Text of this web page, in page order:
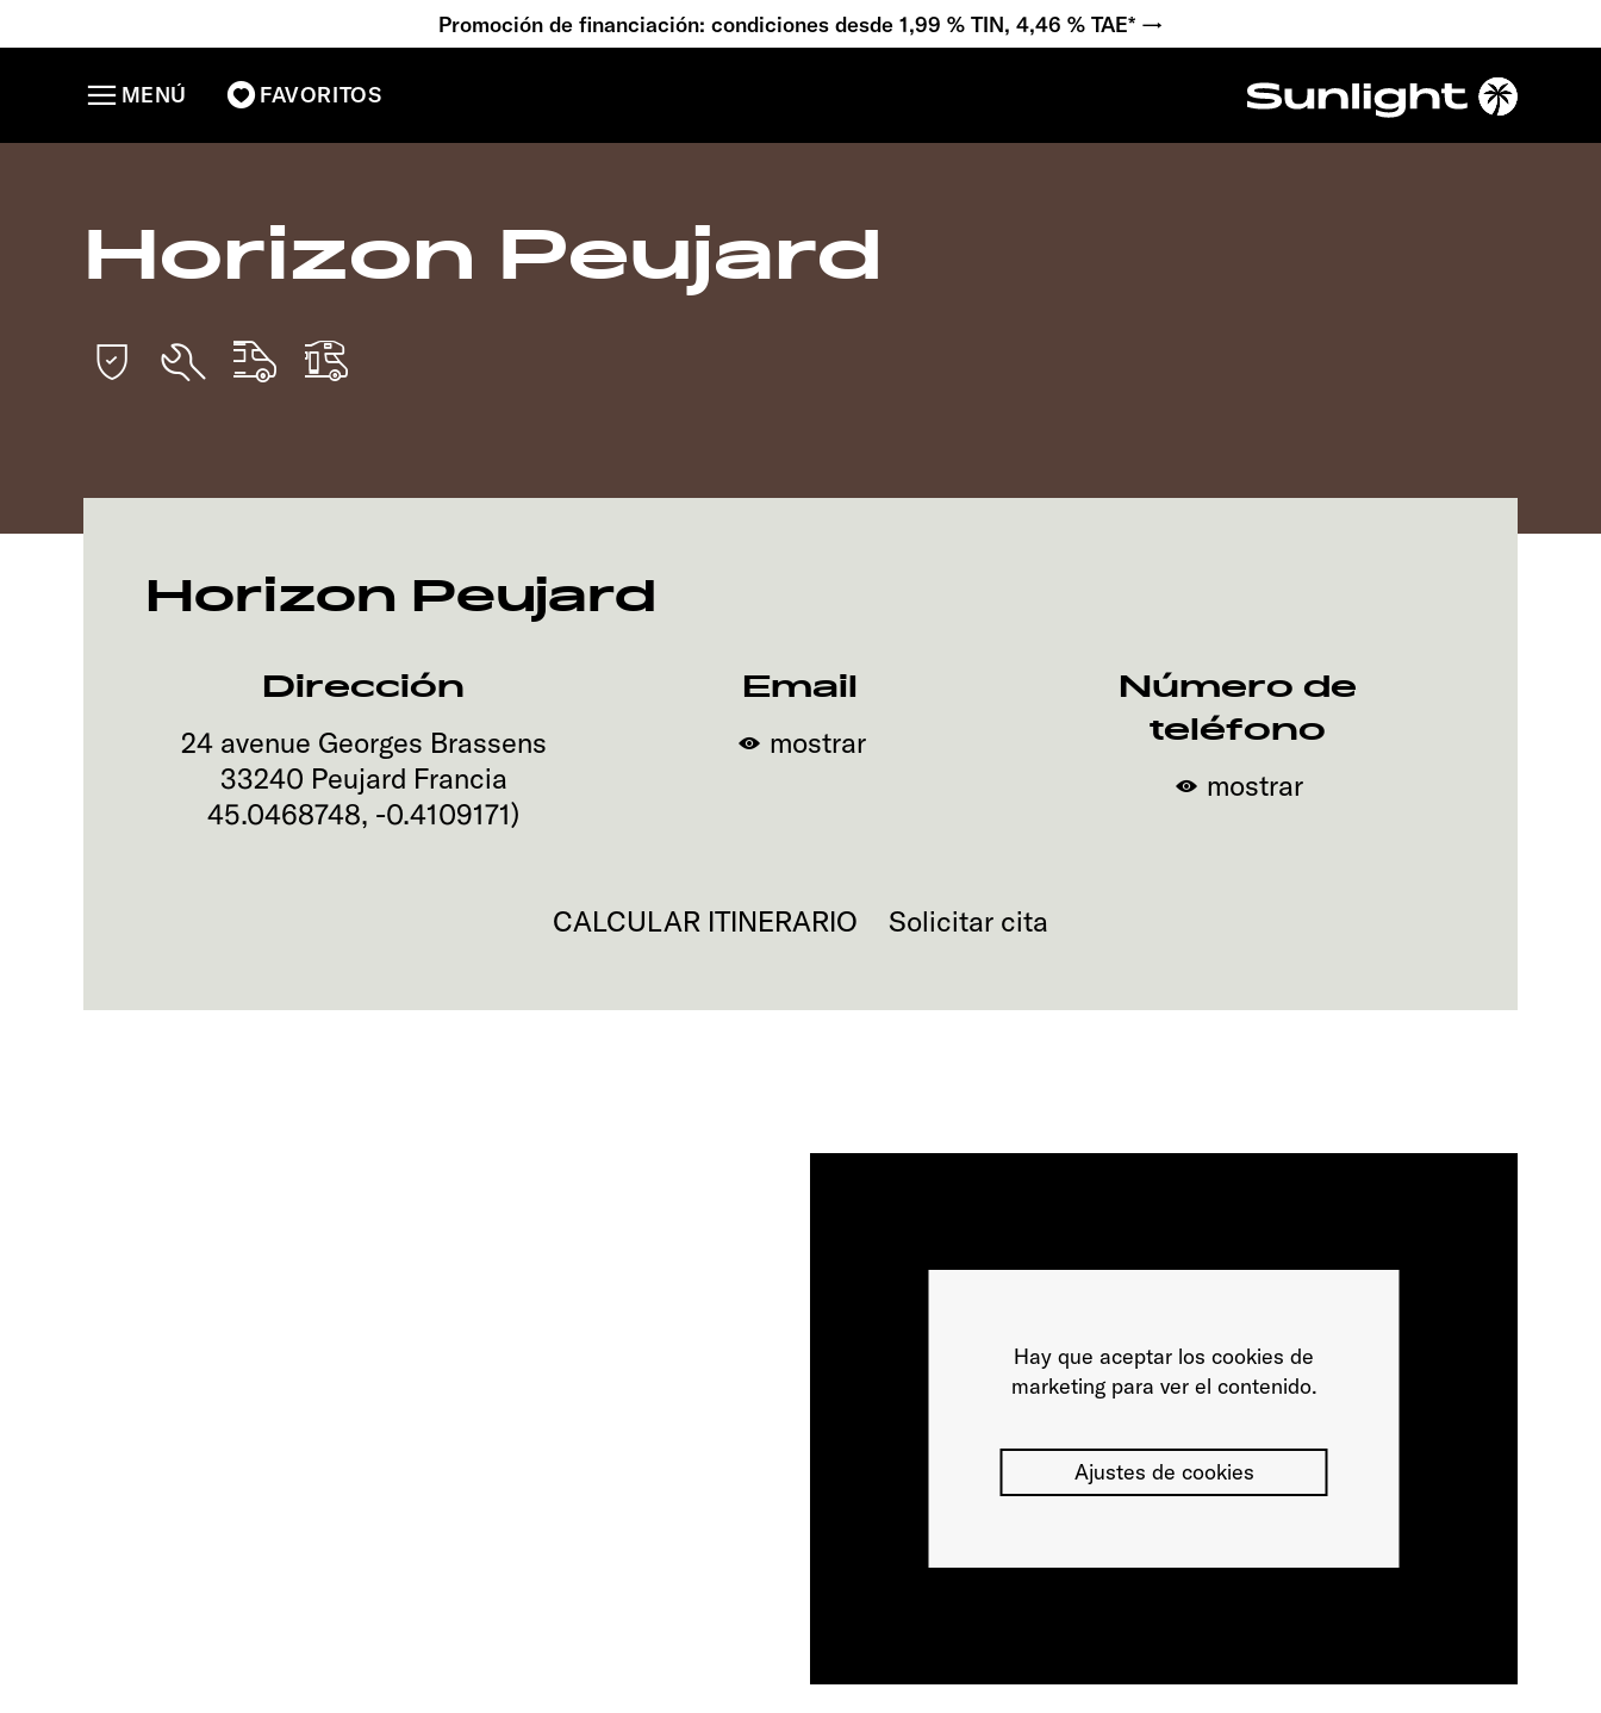
Promoción de financiación: condiciones desde 1,99 % TIN, 4,46 % TAE* →
FAVORITOS
MENÚ
Horizon Peujard
Horizon Peujard
Dirección
24 avenue Georges Brassens
33240 Peujard Francia
45.0468748, -0.4109171)
Email
mostrar
Número de
teléfono
mostrar
CALCULAR ITINERARIO Solicitar cita
Hay que aceptar los cookies de
marketing para ver el contenido.
Ajustes de cookies